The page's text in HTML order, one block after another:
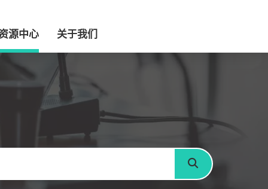
源中心 关于我们
搜寻